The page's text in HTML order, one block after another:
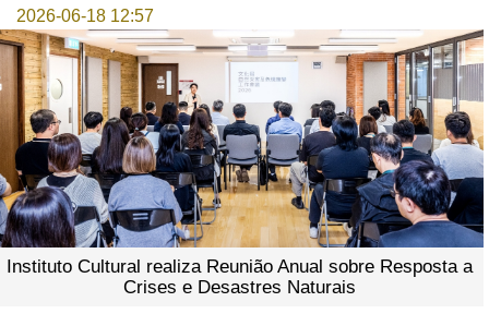
2026-06-18 12:57
Instituto Cultural realiza Reunião Anual sobre Resposta a
Crises e Desastres Naturais